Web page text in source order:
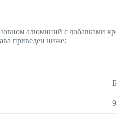
алюминий с добавками
приведен ниже: